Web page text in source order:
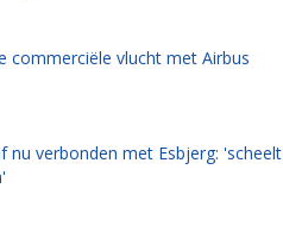
commerciële vlucht met Airbus
nu verbonden met Esbjerg: 'scheelt